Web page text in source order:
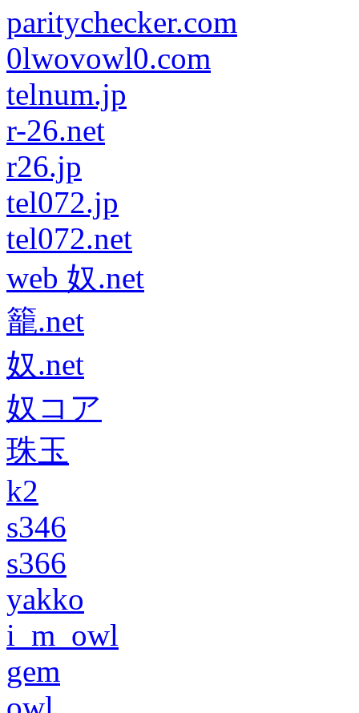
paritychecker.com
0lwovowl0.com
telnum.jp
r-26.net
r26.jp
tel072.jp
tel072.net
web 奴.net
籠.net
奴.net
奴コア
珠玉
k2
s346
s366
yakko
i_m_owl
gem